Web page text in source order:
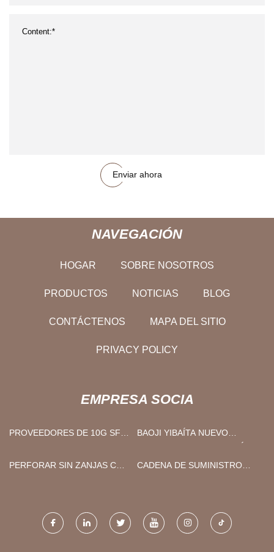
Enviar ahora
NAVEGACIÓN
HOGAR SOBRE NOSOTROS
PRODUCTOS NOTICIAS BLOG
CONTÁCTENOS MAPA DEL SITIO
PRIVACY POLICY
EMPRESA SOCIA
PROVEEDORES DE 10G SFP+
BAOJI YIBAÍTA NUEVO
CO., LIMITADO.
PERFORAR SIN ZANJAS CO.,
CADENA DE SUMINISTRO